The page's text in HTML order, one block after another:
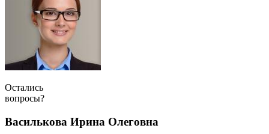
Остались
вопросы?
Василькова Ирина Олеговна